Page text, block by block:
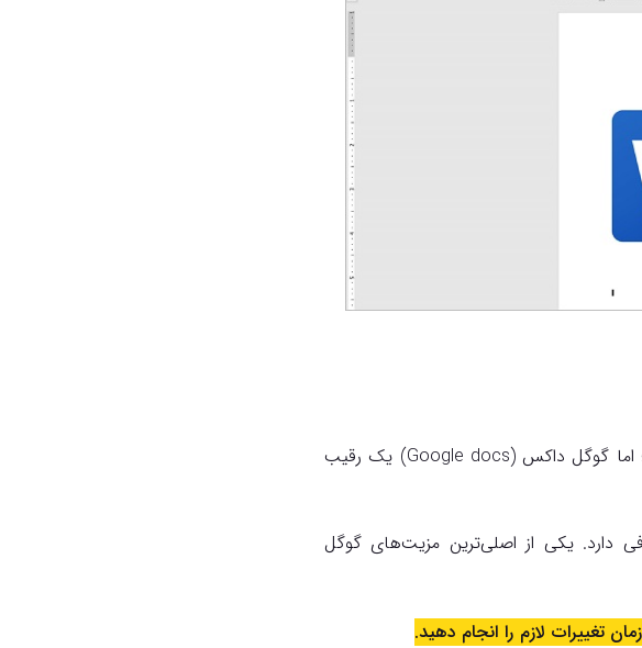
درست است که مایکروسافت ورد در طی سالیان دراز، ترجیح اول ما بود؛ اما گوگل داکس (Google docs) یک رقیب
دارد. یکی از اصلی‌ترین مزیت‌های گوگل
تغییرات لازم را انجام دهید.